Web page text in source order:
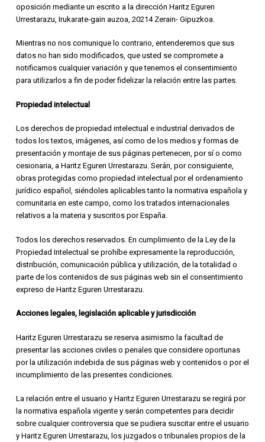
oposición mediante un escrito a la dirección Haritz Eguren
Urrestarazu, Irukarate-gain auzoa, 20214 Zerain- Gipuzkoa.
Mientras no nos comunique lo contrario, entenderemos que sus
datos no han sido modificados, que usted se compromete a
notificarnos cualquier variación y que tenemos el consentimiento
para utilizarlos a fin de poder fidelizar la relación entre las partes.
Propiedad intelectual
Los derechos de propiedad intelectual e industrial derivados de
todos los textos, imágenes, así como de los medios y formas de
presentación y montaje de sus páginas pertenecen, por sí o como
cesionaria, a Haritz Eguren Urrestarazu. Serán, por consiguiente,
obras protegidas como propiedad intelectual por el ordenamiento
jurídico español, siéndoles aplicables tanto la normativa española y
comunitaria en este campo, como los tratados internacionales
relativos a la materia y suscritos por España.
Todos los derechos reservados. En cumplimiento de la Ley de la
Propiedad Intelectual se prohíbe expresamente la reproducción,
distribución, comunicación pública y utilización, de la totalidad o
parte de los contenidos de sus páginas web sin el consentimiento
expreso de Haritz Eguren Urrestarazu.
Acciones legales, legislación aplicable y jurisdicción
Haritz Eguren Urrestarazu se reserva asimismo la facultad de
presentar las acciones civiles o penales que considere oportunas
por la utilización indebida de sus páginas web y contenidos o por el
incumplimiento de las presentes condiciones.
La relación entre el usuario y Haritz Eguren Urrestarazu se regirá por
la normativa española vigente y serán competentes para decidir
sobre cualquier controversia que se pudiera suscitar entre el usuario
y Haritz Eguren Urrestarazu, los juzgados o tribunales propios de la